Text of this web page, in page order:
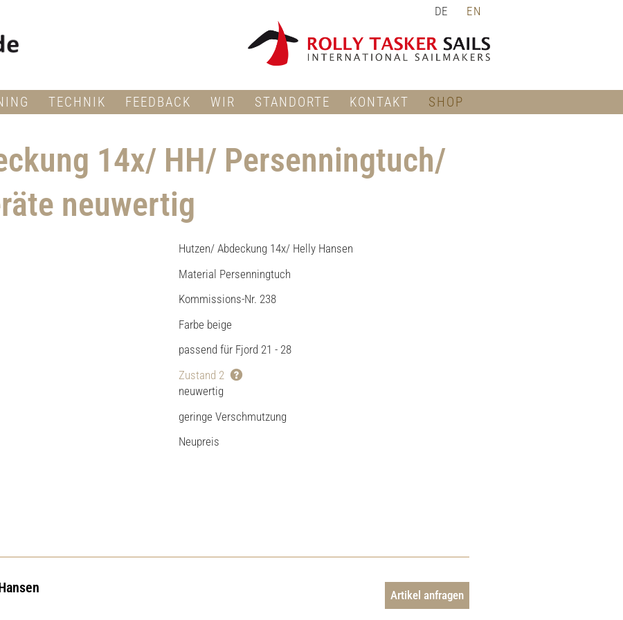
DE EN
TECHNIK FEEDBACK WIR STANDORTE KONTAKT SHOP
14x/ HH/ Persenningtuch/
neuwertig
Hutzen/ Abdeckung 14x/ Helly Hansen
Material Persenningtuch
Kommissions-Nr. 238
Farbe beige
passend für Fjord 21 - 28
Zustand 2
neuwertig
geringe Verschmutzung
Neupreis
Artikel anfragen